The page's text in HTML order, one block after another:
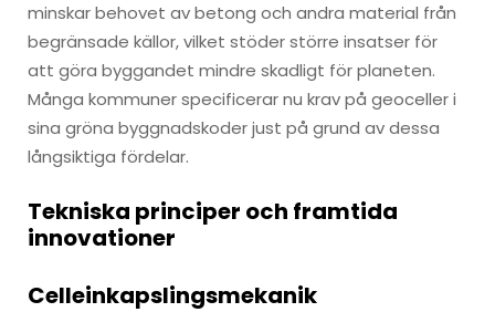
minskar behovet av betong och andra material från
begränsade källor, vilket stöder större insatser för
att göra byggandet mindre skadligt för planeten.
Många kommuner specificerar nu krav på geoceller i
sina gröna byggnadskoder just på grund av dessa
långsiktiga fördelar.
Tekniska principer och framtida
innovationer
Celleinkapslingsmekanik